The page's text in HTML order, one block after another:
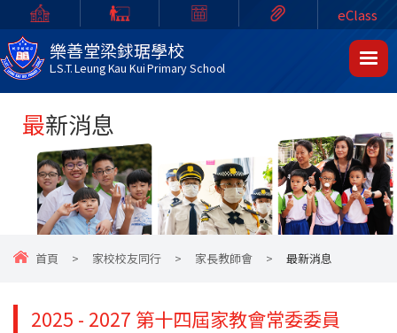
樂善堂梁銶琚學校
L.S.T. Leung Kau Kui Primary School
eClass
最新消息
首頁 > 家校校友同行 > 家長教師會 > 最新消息
2025 - 2027 第十四屆家教會常委委員